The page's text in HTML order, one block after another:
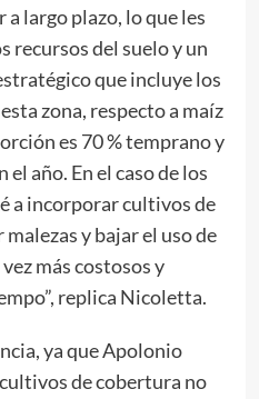
largo plazo, lo que les
recursos del suelo y un
que incluye los
zona, respecto a maíz
es 70 % temprano y
el año. En el caso de los
a incorporar cultivos de
y bajar el uso de
más costosos y
replica Nicoletta.
ya que Apolonio
de cobertura no